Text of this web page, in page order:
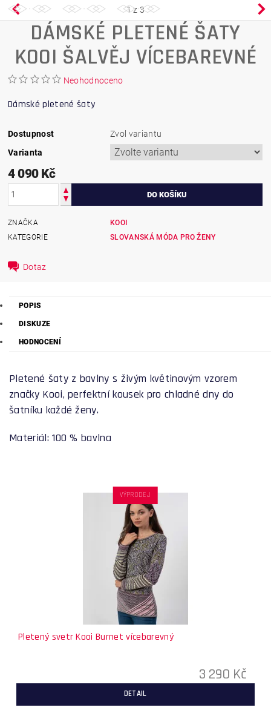
1z 3
DÁMSKÉ PLETENÉ ŠATY
KOOI ŠALVĚJ VÍCEBAREVNÉ
Neohodnoceno
Dámské pletené šaty
Dostupnost
Zvol variantu
Varianta
4 090 Kč
ZNAČKA
KOOI
KATEGORIE
SLOVANSKÁ MÓDA PRO ŽENY
Dotaz
POPIS
DISKUZE
HODNOCENÍ
Pletené šaty z bavlny s živým květinovým vzorem
značky Kooi, perfektní kousek pro chladné dny do
šatníku každé ženy.
Materiál: 100 % bavlna
VÝPRODEJ
Pletený svetr Kooi Burnet vícebarevný
3 290 Kč
DETAIL